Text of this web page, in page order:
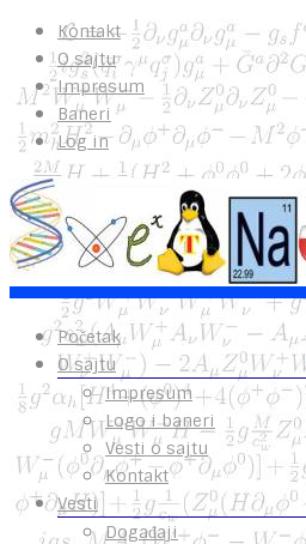
Kontakt
O sajtu
Impresum
Baneri
Log in
Početak
O sajtu
Impresum
Logo i baneri
Vesti o sajtu
Kontakt
Vesti
Događaji